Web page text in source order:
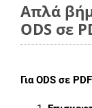
Απλά
ODS σε
ΓιαODS σε PDF